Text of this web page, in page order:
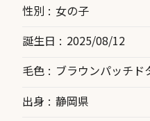
性別
女の子
誕生日
2025/08/12
毛色
ブラウンパッチド
出身
静岡県